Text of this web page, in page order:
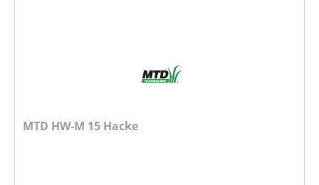
MTD HW-M 15 Hacke